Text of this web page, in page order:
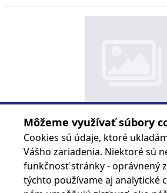
CLONA DO AUTA
Kód produktu
Môžeme využívať súbory
Cookies sú údaje, ktoré
Vášho zariadenia. Niektoré sú
funkčnosť stránky - oprávnený
týchto používame aj analytické